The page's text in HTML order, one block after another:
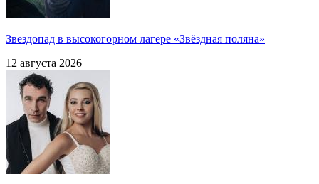
Звездопад в высокогорном лагере «Звёздная поляна»
12 августа 2026